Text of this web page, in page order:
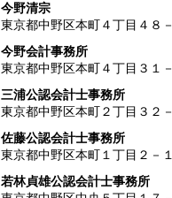
今野清宗
東京都中野区本町４丁目４８
今野会計事務所
東京都中野区本町４丁目３１
三浦公認会計士事務所
東京都中野区本町２丁目３２
佐藤公認会計士事務所
東京都中野区本町１丁目２－
若林貞雄公認会計士事務所